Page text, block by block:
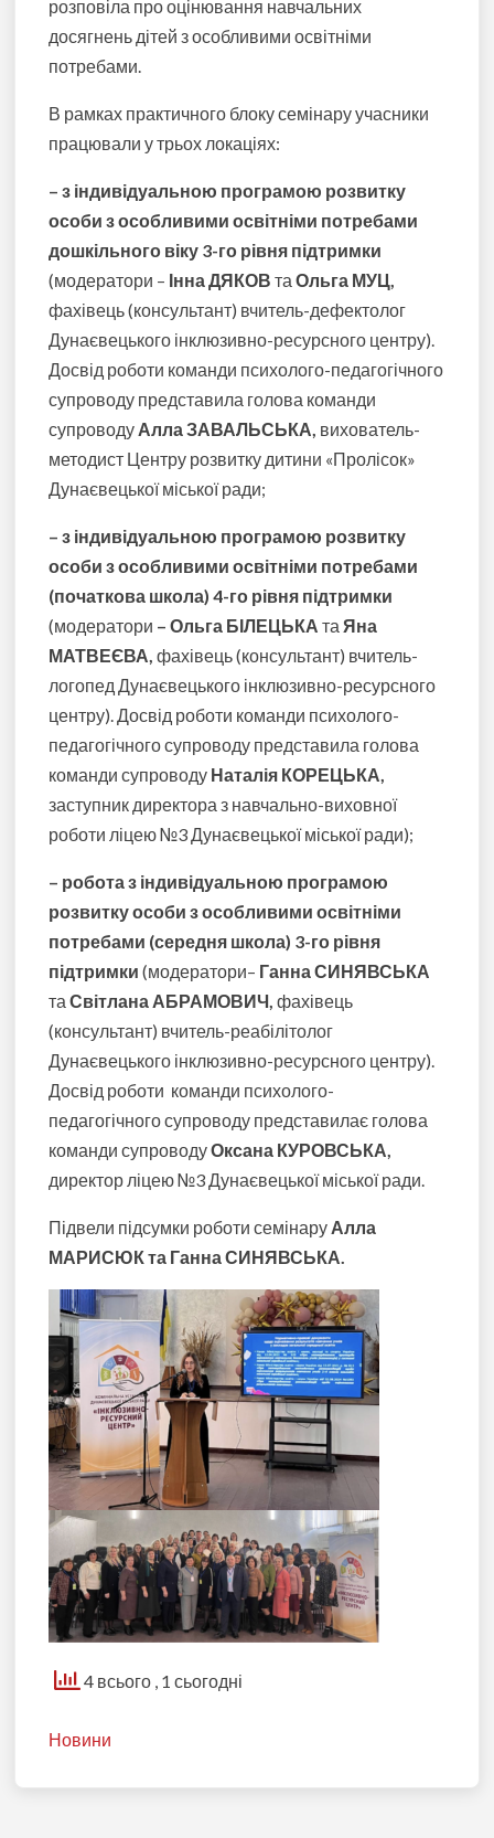
розповіла про оцінювання навчальних
досягнень дітей з особливими освітніми
потребами.
В рамках практичного блоку семінару учасники
працювали у трьох локаціях:
– з індивідуальною програмою розвитку
особи з особливими освітніми потребами
дошкільного віку 3-го рівня підтримки
(модератори – Інна ДЯКОВ та Ольга МУЦ,
фахівець (консультант) вчитель-дефектолог
Дунаєвецького інклюзивно-ресурсного центру).
Досвід роботи команди психолого-педагогічного
супроводу представила голова команди
супроводу Алла ЗАВАЛЬСЬКА, вихователь-
методист Центру розвитку дитини «Пролісок»
Дунаєвецької міської ради;
– з індивідуальною програмою розвитку
особи з особливими освітніми потребами
(початкова школа) 4-го рівня підтримки
(модератори – Ольга БІЛЕЦЬКА таЯна
МАТВЕЄВА, фахівець (консультант) вчитель-
логопед Дунаєвецького інклюзивно-ресурсного
центру). Досвід роботи команди психолого-
педагогічного супроводу представила голова
команди супроводу Наталія КОРЕЦЬКА,
заступник директора з навчально-виховної
роботи ліцею №3 Дунаєвецької міської ради);
– робота з індивідуальною програмою
розвитку особи з особливими освітніми
потребами (середня школа) 3-го рівня
підтримки (модератори– Ганна СИНЯВСЬКА
таСвітлана АБРАМОВИЧ, фахівець
(консультант) вчитель-реабілітолог
Дунаєвецького інклюзивно-ресурсного центру).
Досвід роботи команди психолого-
педагогічного супроводу представилає голова
команди супроводуОксана КУРОВСЬКА,
директор ліцею №3 Дунаєвецької міської ради.
Підвели підсумки роботи семінару Алла
МАРИСЮК та Ганна СИНЯВСЬКА.
4 всього , 1 сьогодні
Новини